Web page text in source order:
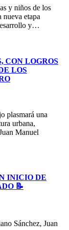
y niños de los
etapa
y…
CON LOGROS
LOS
plasmará una
urbana,
Manuel
INICIO DE
📝
Sánchez, Juan